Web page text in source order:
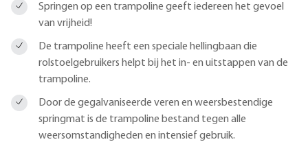
Springen op een trampoline geeft iedereen het gevoel
van vrijheid!
De trampoline heeft een speciale hellingbaan die
rolstoelgebruikers helpt bij het in- en uitstappen van de
trampoline.
Door de gegalvaniseerde veren en weersbestendige
springmat is de trampoline bestand tegen alle
weersomstandigheden en intensief gebruik.